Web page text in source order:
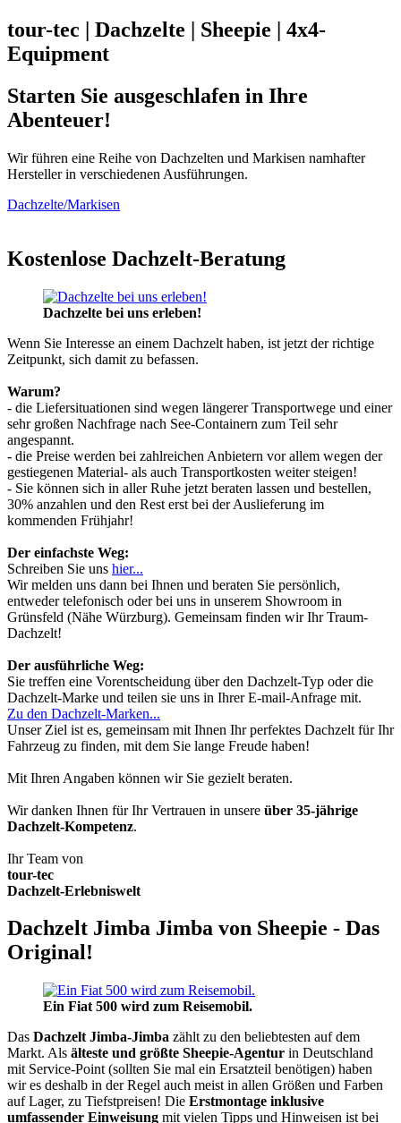
tour-tec | Dachzelte | Sheepie | 4x4-
Equipment
Starten Sie ausgeschlafen in Ihre
Abenteuer!
Wir führen eine Reihe von Dachzelten und Markisen namhafter
Hersteller in verschiedenen Ausführungen.
Dachzelte/Markisen
Kostenlose Dachzelt-Beratung
Dachzelte bei uns erleben!
Wenn Sie Interesse an einem Dachzelt haben, ist jetzt der richtige
Zeitpunkt, sich damit zu befassen.
Warum?
- die Liefersituationen sind wegen längerer Transportwege und einer
sehr großen Nachfrage nach See-Containern zum Teil sehr
angespannt.
- die Preise werden bei zahlreichen Anbietern vor allem wegen der
gestiegenen Material- als auch Transportkosten weiter steigen!
- Sie können sich in aller Ruhe jetzt beraten lassen und bestellen,
30% anzahlen und den Rest erst bei der Auslieferung im
kommenden Frühjahr!
Der einfachste Weg:
Schreiben Sie uns hier...
Wir melden uns dann bei Ihnen und beraten Sie persönlich,
entweder telefonisch oder bei uns in unserem Showroom in
Grünsfeld (Nähe Würzburg). Gemeinsam finden wir Ihr Traum-
Dachzelt!
Der ausführliche Weg:
Sie treffen eine Vorentscheidung über den Dachzelt-Typ oder die
Dachzelt-Marke und teilen sie uns in Ihrer E-mail-Anfrage mit.
Zu den Dachzelt-Marken...
Unser Ziel ist es, gemeinsam mit Ihnen Ihr perfektes Dachzelt für Ihr
Fahrzeug zu finden, mit dem Sie lange Freude haben!
Mit Ihren Angaben können wir Sie gezielt beraten.
Wir danken Ihnen für Ihr Vertrauen in unsere über 35-jährige
Dachzelt-Kompetenz.
Ihr Team von
tour-tec
Dachzelt-Erlebniswelt
Dachzelt Jimba Jimba von Sheepie - Das
Original!
Ein Fiat 500 wird zum Reisemobil.
Das Dachzelt Jimba-Jimba zählt zu den beliebtesten auf dem
Markt. Als älteste und größte Sheepie-Agentur in Deutschland
mit Service-Point (sollten Sie mal ein Ersatzteil benötigen) haben
wir es deshalb in der Regel auch meist in allen Größen und Farben
auf Lager, zu Tiefstpreisen! Die Erstmontage inklusive
umfassender Einweisung mit vielen Tipps und Hinweisen ist bei